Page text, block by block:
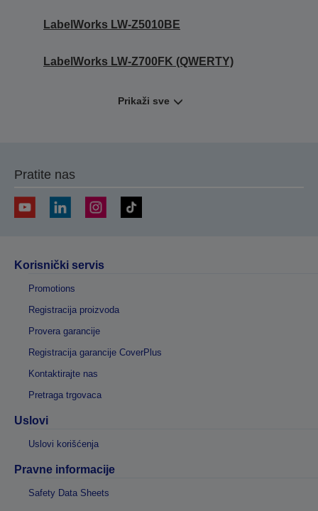
LabelWorks LW-Z5010BE
LabelWorks LW-Z700FK (QWERTY)
Prikaži sve
Pratite nas
Korisnički servis
Promotions
Registracija proizvoda
Provera garancije
Registracija garancije CoverPlus
Kontaktirajte nas
Pretraga trgovaca
Uslovi
Uslovi korišćenja
Pravne informacije
Safety Data Sheets